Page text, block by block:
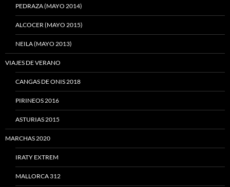
PEDRAZA (MAYO 2014)
ALCOCER (MAYO 2015)
NEILA (MAYO 2013)
VIAJES DE VERANO
CANGAS DE ONIS 2018
PIRINEOS 2016
ASTURIAS 2015
MARCHAS 2020
IRATY EXTREM
MALLORCA 312